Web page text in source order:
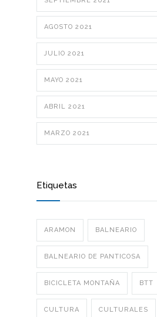
AGOSTO 2021
JULIO 2021
MAYO 2021
ABRIL 2021
MARZO 2021
Etiquetas
ARAMON BALNEARIO
BALNEARIO DE PANTICOSA
BICICLETA MONTAÑA BTT
CULTURA CULTURALES